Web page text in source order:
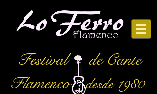
Festival
de Cante
Flamencodesde 1980